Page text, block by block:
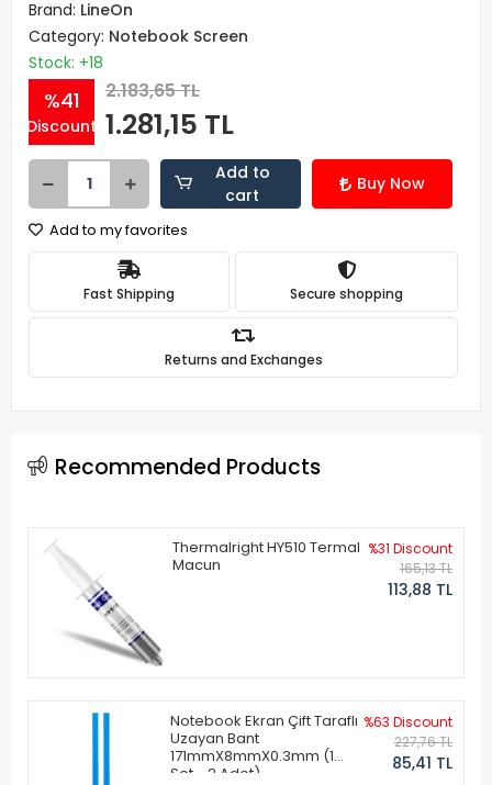
Brand: LineOn
Category: Notebook Screen
Stock: +18
%41
Discount
2.183,65 TL
1.281,15 TL
Add to
cart
Buy Now
Add to my favorites
Fast Shipping Secure shopping
Returns and Exchanges
Recommended Products
Thermalright HY510 Termal
Macun
%31 Discount
165,13 TL
113,88 TL
Notebook Ekran Çift Taraflı
Uzayan Bant
171mmX8mmX0.3mm (1
Set - 2 Adet)
%63 Discount
227,76 TL
85,41 TL